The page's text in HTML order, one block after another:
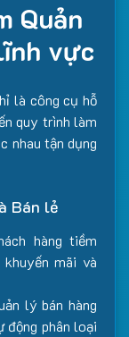
Quản
vực
là công cụ hỗ
quy trình làm
nhau tận dụng
Bán lẻ
hàng tiềm
mãi và
lý bán hàng
động phân loại